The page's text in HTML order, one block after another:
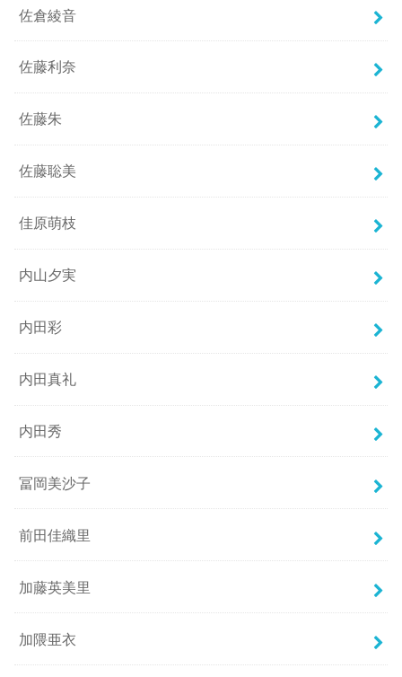
佐倉綾音
佐藤利奈
佐藤朱
佐藤聡美
佳原萌枝
内山夕実
内田彩
内田真礼
内田秀
冨岡美沙子
前田佳織里
加藤英美里
加隈亜衣